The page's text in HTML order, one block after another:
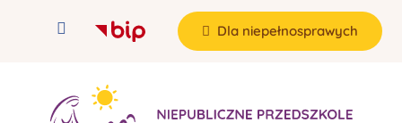
Dla niepełnosprawych